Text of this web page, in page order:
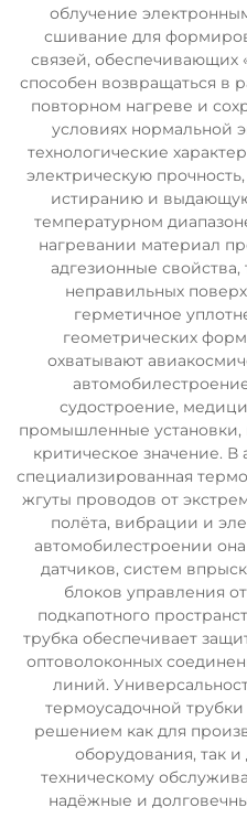
облучение
сшивание для
связей, обеспечивающих
способен возвращаться в
повторном нагреве и
условиях нормальной
технологические
электрическую
истиранию и
температурном
нагревании материал
адгезионные
неправильных
герметичное
геометрических
охватывают
судостроение,
промышленные установки,
критическое значение.
специализированная
жгуты проводов от
полёта, вибрации и
автомобилестроении
датчиков, систем
блоков управления
подкапотного
трубка обеспечивает
оптоволоконных
линий.
термоусадочной
решением как для
оборудования, так
техническому
надёжные и